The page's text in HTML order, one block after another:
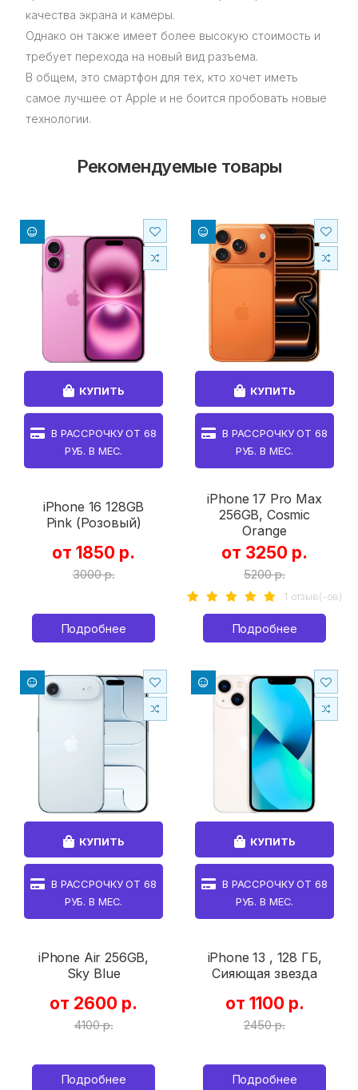
качества экрана и камеры.
Однако он также имеет более высокую стоимость и
требует перехода на новый вид разъема.
В общем, это смартфон для тех, кто хочет иметь
самое лучшее от Apple и не боится пробовать новые
технологии.
Рекомендуемые товары
КУПИТЬ
В РАССРОЧКУ ОТ68
РУБ. В МЕС.
iPhone 16 128GB
Pink (Розовый)
от 1850 р.
3000 р.
Подробнее
КУПИТЬ
В РАССРОЧКУ ОТ68
РУБ. В МЕС.
iPhone 17 Pro Max
256GB, Cosmic
Orange
от 3250 р.
5200 р.
1 отзыв(-ов)
Подробнее
КУПИТЬ
В РАССРОЧКУ ОТ68
РУБ. В МЕС.
iPhone Air 256GB,
Sky Blue
от 2600 р.
4100 р.
Подробнее
КУПИТЬ
В РАССРОЧКУ ОТ68
РУБ. В МЕС.
iPhone 13 , 128 ГБ,
Сияющая звезда
от 1100 р.
2450 р.
Подробнее